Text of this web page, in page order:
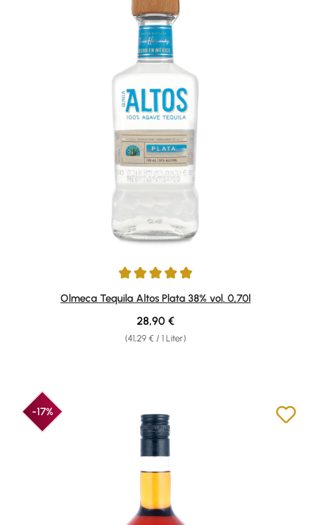
Durchschnittliche Bewertung von 5 von 5 Sternen
Olmeca Tequila Altos Plata 38% vol. 0,70l
(41,29 € / 1 Liter)
Regulärer Preis:
28,90 €
-17%